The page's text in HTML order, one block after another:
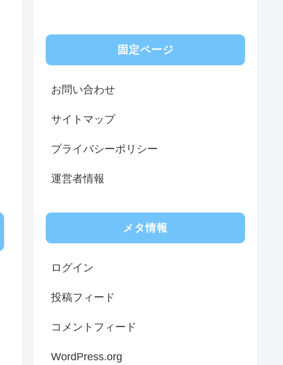
固定ページ
お問い合わせ
サイトマップ
プライバシーポリシー
運営者情報
メタ情報
ログイン
投稿フィード
コメントフィード
WordPress.org